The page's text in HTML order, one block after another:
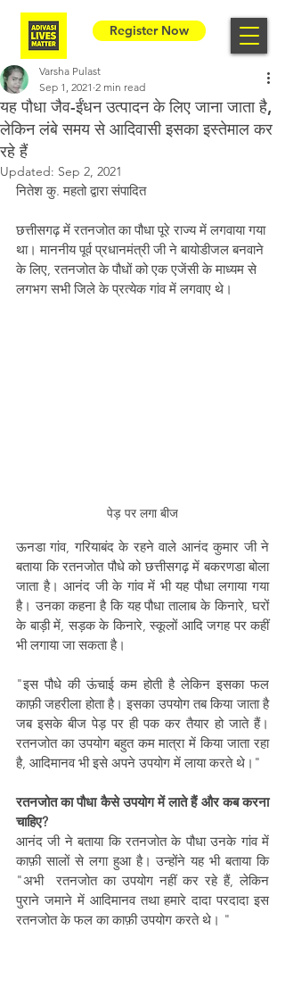
Register Now
यह पौधा जैव-ईंधन उत्पादन के लिए जाना जाता है,
लेकिन लंबे समय से आदिवासी इसका इस्तेमाल कर
रहे हैं
Varsha Pulast
Sep 1, 2021 2 min read
Updated: Sep 2, 2021
नितेश कु. महतो द्वारा संपादित
छत्तीसगढ़ में रतनजोत का पौधा पूरे राज्य में लगवाया गया
था। माननीय पूर्व प्रधानमंत्री जी ने बायोडीजल बनवाने
के लिए, रतनजोत के पौधों को एक एजेंसी के माध्यम से
लगभग सभी जिले के प्रत्येक गांव में लगवाए थे।
पेड़ पर लगा बीज
ऊनडा गांव, गरियाबंद के रहने वाले आनंद कुमार जी ने
बताया कि रतनजोत पौधे को छत्तीसगढ़ में बकरणडा बोला
जाता है। आनंद जी के गांव में भी यह पौधा लगाया गया
है। उनका कहना है कि यह पौधा तालाब के किनारे, घरों
के बाड़ी में, सड़क के किनारे, स्कूलों आदि जगह पर कहीं
भी लगाया जा सकता है।
"इस पौधे की ऊंचाई कम होती है लेकिन इसका फल
काफ़ी जहरीला होता है। इसका उपयोग तब किया जाता है
जब इसके बीज पेड़ पर ही पक कर तैयार हो जाते हैं।
रतनजोत का उपयोग बहुत कम मात्रा में किया जाता रहा
है, आदिमानव भी इसे अपने उपयोग में लाया करते थे।"
रतनजोत का पौधा कैसे उपयोग में लाते हैं और कब करना
चाहिए?
आनंद जी ने बताया कि रतनजोत के पौधा उनके गांव में
काफ़ी सालों से लगा हुआ है। उन्होंने यह भी बताया कि
"अभी  रतनजोत का उपयोग नहीं कर रहे हैं, लेकिन
पुराने जमाने में आदिमानव तथा हमारे दादा परदादा इस
रतनजोत के फल का काफ़ी उपयोग करते थे। "